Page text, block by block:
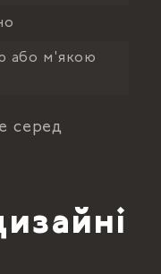
або м'якою
серед